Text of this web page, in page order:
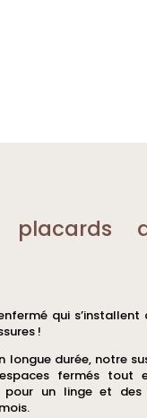
placards
qui
!
longue durée, notre
fermés tout
pour un linge et des